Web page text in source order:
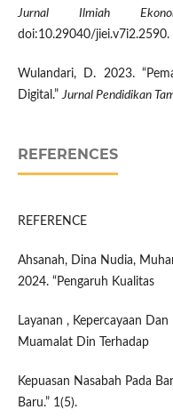
Jurnal Ilmiah
doi:10.29040/jiei.v7i2.2590.
Wulandari, D. 2023.
Digital.”Jurnal Pendidikan
REFERENCES
REFERENCE
Ahsanah, Dina Nudia,
2024. “Pengaruh Kualitas
Layanan , Kepercayaan
Muamalat Din Terhadap
Kepuasan Nasabah Pada
Baru.” 1(5).